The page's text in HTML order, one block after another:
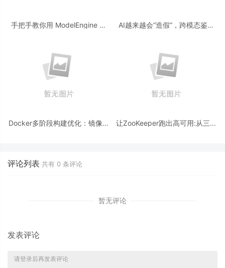
手把手教你用 ModelEngine 打
AI越来越会“造假“，跨模态鉴伪
Docker多阶段构建优化：镜像体
让ZooKeeper跑出高可用:从三节
评论列表 共有 0 条评论
暂无评论
发表评论